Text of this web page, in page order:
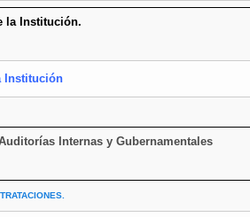
la Institución.
Institución
Internas y Gubernamentales